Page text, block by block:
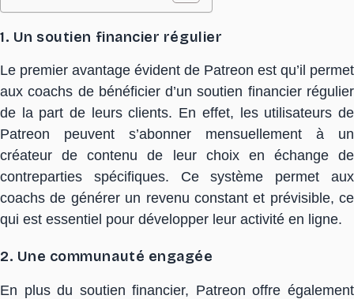
1. Un soutien financier régulier
Le premier avantage évident de Patreon est qu’il permet
aux coachs de bénéficier d’un soutien financier régulier
de la part de leurs clients. En effet, les utilisateurs de
Patreon peuvent s’abonner mensuellement à un
créateur de contenu de leur choix en échange de
contreparties spécifiques. Ce système permet aux
coachs de générer un revenu constant et prévisible, ce
qui est essentiel pour développer leur activité en ligne.
2. Une communauté engagée
En plus du soutien financier, Patreon offre également